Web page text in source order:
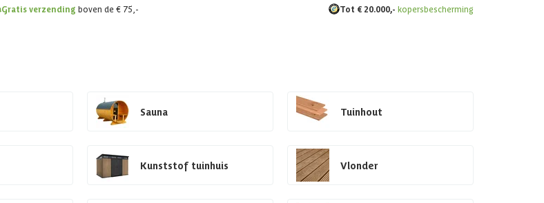
Gratis verzending boven de € 75,- Tot € 20.000,- kopersbescherming
Sauna Tuinhout
Kunststof tuinhuis Vlonder